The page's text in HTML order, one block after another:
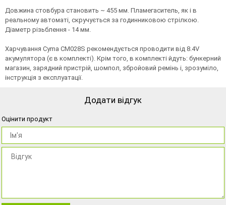
Довжина стовбура становить ~ 455 мм. Пламегаситель, як і в
реальному автоматі, скручується за годинниковою стрілкою.
Діаметр різьблення - 14 мм.
Харчування Cyma CM028S рекомендується проводити від 8.4V
акумулятора (є в комплекті). Крім того, в комплекті йдуть: бункерний
магазин, зарядний пристрій, шомпол, збройовий ремінь і, зрозуміло,
інструкція з експлуатації.
Додати відгук
Оцінити продукт